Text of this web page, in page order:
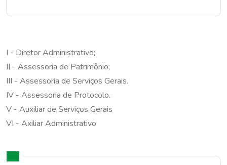
I - Diretor Administrativo;
II - Assessoria de Patrimônio;
III - Assessoria de Serviços Gerais.
IV - Assessoria de Protocolo.
V - Auxiliar de Serviços Gerais
VI - Axiliar Administrativo